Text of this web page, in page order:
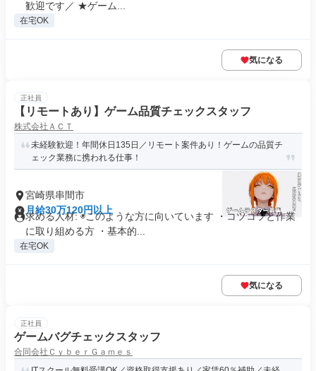
歓迎です／ ★ゲーム...
在宅OK
気になる
正社員
【リモートあり】ゲーム品質チェックスタッフ
株式会社ＡＣＴ
未経験歓迎！年間休日135日／リモート案件あり！ゲームの品質チ
ェック業務に携われる仕事！
宮崎県串間市
月給30万120円以上
求める人材: ◉このような方に向いています ・コツコツと作業
に取り組める方 ・基本的...
在宅OK
気になる
正社員
ゲームバグチェックスタッフ
合同会社ＣｙｂｅｒＧａｍｅｓ